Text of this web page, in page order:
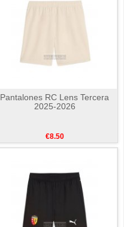
Pantalones RC Lens Tercera
2025-2026
€8.50